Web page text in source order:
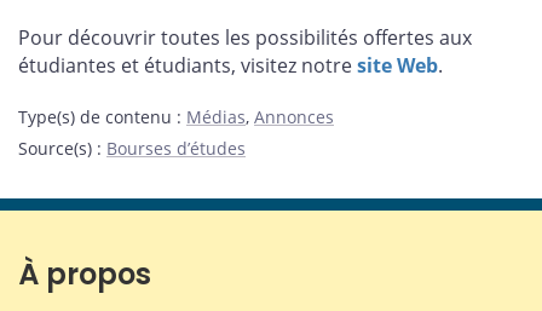
Pour découvrir toutes les possibilités offertes aux
étudiantes et étudiants, visitez notresite Web.
Type(s) de contenu : Médias, Annonces
Source(s) : Bourses d’études
À propos